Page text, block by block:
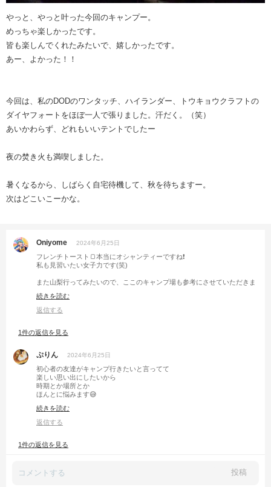
やっと、やっと叶った今回のキャンプー。
めっちゃ楽しかったです。
皆も楽しんでくれたみたいで、嬉しかったです。
あー、よかった！！
今回は、私のDODのワンタッチ、ハイランダー、トウキョウクラフトの
ダイヤフォートをほぼ一人で張りました。汗だく。（笑）
あいかわらず、どれもいいテントでしたー
夜の焚き火も満喫しました。
暑くなるから、しばらく自宅待機して、秋を待ちますー。
次はどこいこーかな。
Oniyome 2024年6月25日
フレンチトースト🍞本当にオシャンティーですね❗️
私も見習いたい女子力です(笑)
また山梨行ってみたいので、ここのキャンプ場も参考にさせていただきま
続きを読む
返信する
1件の返信を見る
ぷりん 2024年6月25日
初心者の友達がキャンプ行きたいと言ってて
楽しい思い出にしたいから
時期とか場所とか
ほんとに悩みます😅
屋根あるのすごいですね👏
参考になりました(*^^*)
続きを読む
返信する
1件の返信を見る
投稿